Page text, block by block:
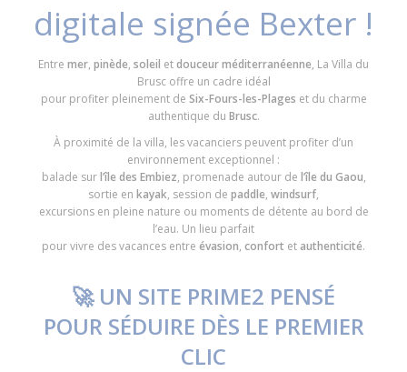
digitale signée Bexter !
Entre mer, pinède, soleil etdouceur méditerranéenne, La Villa du
Brusc offre un cadre idéal
pour profiter pleinement de Six-Fours-les-Plages et du charme
authentique du Brusc.
À proximité de la villa, les vacanciers peuvent profiter d’un
environnement exceptionnel :
balade surl’île des Embiez, promenade autour de l’île du Gaou,
sortie en kayak, session de paddle, windsurf,
excursions en pleine nature ou moments de détente au bord de
l’eau. Un lieu parfait
pour vivre des vacances entre évasion, confort et authenticité.
🚀 UN SITE PRIME2 PENSÉ
POUR SÉDUIRE DÈS LE PREMIER
CLIC